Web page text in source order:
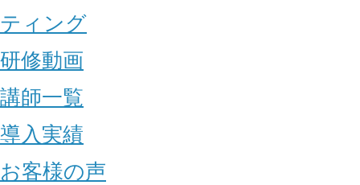
ティング
研修動画
講師一覧
導入実績
お客様の声